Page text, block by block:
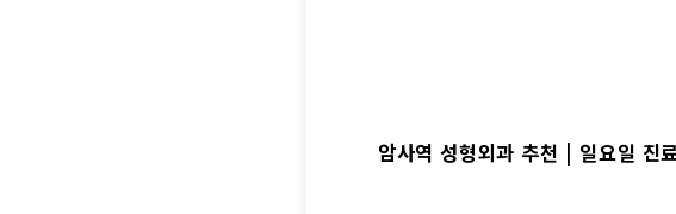
암사역 성형외과 추천 | 일요일 진